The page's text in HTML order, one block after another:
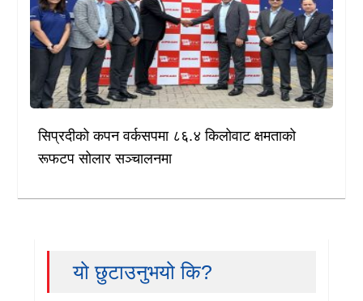
सिप्रदीको कपन वर्कसपमा ८६.४ किलोवाट क्षमताको
रूफटप सोलार सञ्चालनमा
यो छुटाउनुभयो कि?